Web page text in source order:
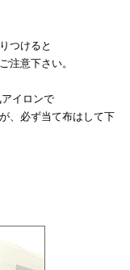
つけると
注意下さい。
イロンで
、必ず当て布はして下